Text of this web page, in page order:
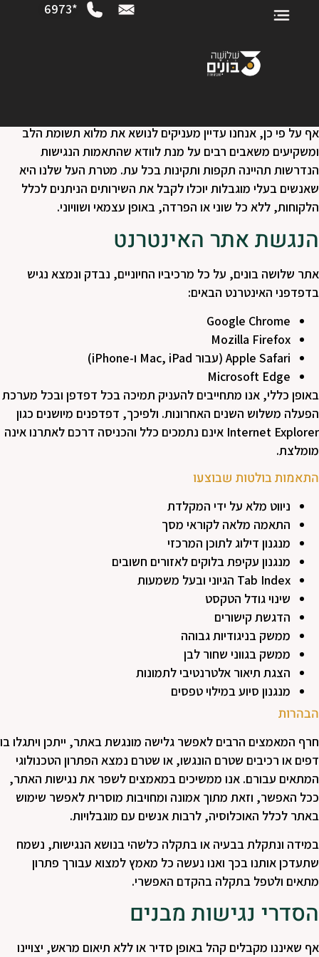
*6973
המאמצים על מנת לספק לכל לקוחותינו שירות שוויוני, מכובד, נגיש
ומקצועי. לפיכך, בהתאם לחוק שוויון זכויות לאנשים עם מוגבלות
אף על פי כן, אנחנו עדיין מעניקים לנושא את מלוא תשומת הלב
ומשקיעים משאבים רבים על מנת לוודא שהתאמות הנגישות
הנדרשות תהיינה תקפות ותקינות בכל עת. מטרת העל שלנו היא
שאנשים בעלי מוגבלות יוכלו לקבל את השירותים הניתנים לכלל
הלקוחות, ללא כל שוני או הפרדה, באופן עצמאי ושוויוני.
הנגשת אתר האינטרנט
אתר שלושה בונים, על כל מרכיביו החיוניים, נבדק ונמצא נגיש
בדפדפני האינטרנט הבאים:
Google Chrome
Mozilla Firefox
Apple Safari (עבור Mac, iPad ו-iPhone)
Microsoft Edge
באופן כללי, אנו מתחייבים להעניק תמיכה בכל דפדפן ובכל מערכת
הפעלה משלוש השנים האחרונות. ולפיכך, דפדפנים מיושנים כגון
Internet Explorer אינם נתמכים כלל והכניסה דרכם לאתרנו אינה
מומלצת.
התאמות בולטות שבוצעו
ניווט מלא על ידי המקלדת
התאמה מלאה לקוראי מסך
מנגנון דילוג לתוכן המרכזי
מנגנון עקיפת בלוקים לאזורים חשובים
Tab Index הגיוני ובעל משמעות
שינוי גודל הטקסט
הדגשת קישורים
ממשק בניגודיות גבוהה
ממשק בגווני שחור לבן
הצגת תיאור אלטרנטיבי לתמונות
מנגנון סיוע במילוי טפסים
הבהרות
חרף המאמצים הרבים לאפשר גלישה מונגשת באתר, ייתכן ויתגלו בו
דפים או רכיבים שטרם הונגשו, או שטרם נמצא הפתרון הטכנולוגי
המתאים עבורם. אנו ממשיכים במאמצים לשפר את נגישות האתר,
ככל האפשר, וזאת מתוך אמונה ומחויבות מוסרית לאפשר שימוש
באתר לכלל האוכלוסיה, לרבות אנשים עם מוגבלויות.
במידה ונתקלת בבעיה או בתקלה כלשהי בנושא הנגישות, נשמח
שתעדכן אותנו בכך ואנו נעשה כל מאמץ למצוא עבורך פתרון
מתאים ולטפל בתקלה בהקדם האפשרי.
הסדרי נגישות מבנים
אף שאיננו מקבלים קהל באופן סדיר או ללא תיאום מראש, יצויינו